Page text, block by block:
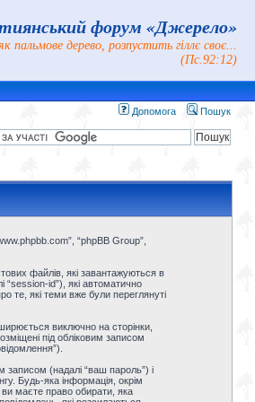
форум «Джерело»
пальмове дерево, розпустить гіллє своє...
(Пс.92:12)
Допомога Пошук
“phpBB Group”,
файлів, які завантажуються в
“session-id”), які автоматично
те, які теми вже були переглянуті
виключно на сторінки,
під обліковим записом
записом (надалі “ваш пароль”) і
Будь-яка інформація, окрім
маєте право обирати, яка